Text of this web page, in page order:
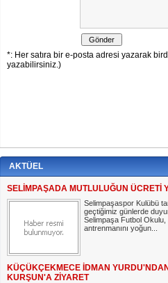
AKTÜEL
SELİMPAŞADA MUTLULUĞUN ÜCRETİ
Selimpaşaspor Kulübü
geçtiğimiz günlerde
Selimpaşa Futbol Okulu,
antrenmanını yoğun...
KÜÇÜKÇEKMECE İDMAN
KURŞUN'A ZİYARET